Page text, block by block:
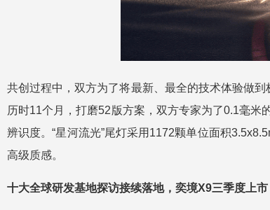
共创过程中，双方为了将最新、最全的技术体验做
历时11个月，打磨52版方案，双方专家为了0.1毫米
辨识度。“星河流光”尾灯采用1172颗单位面积
高级质感。
十大全球研发基地探访接续落地，奕境X9三季度上市